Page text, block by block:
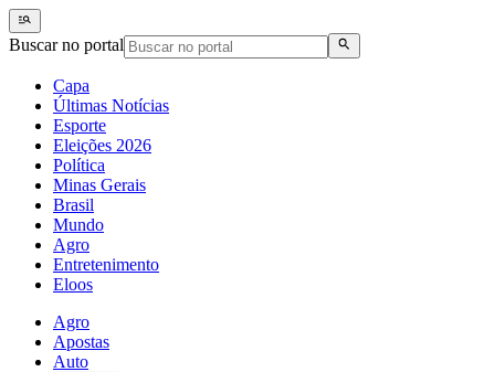
Buscar no portal
Capa
Últimas Notícias
Esporte
Eleições 2026
Política
Minas Gerais
Brasil
Mundo
Agro
Entretenimento
Eloos
Agro
Apostas
Auto